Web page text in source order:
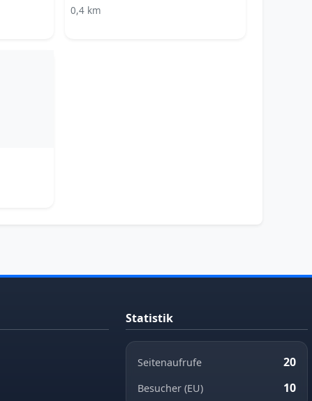
0,4 km
Statistik
Seitenaufrufe 20
Besucher (EU) 10